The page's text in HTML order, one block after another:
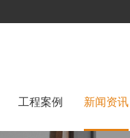
工程案例 新闻资讯